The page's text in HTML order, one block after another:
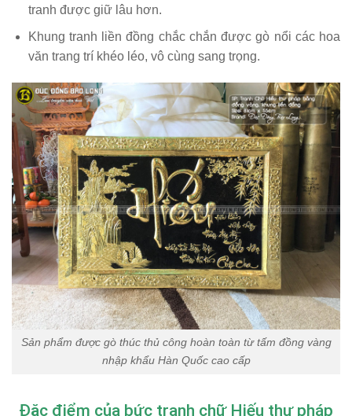
tranh được giữ lâu hơn.
Khung tranh liền đồng chắc chắn được gò nổi các hoa
văn trang trí khéo léo, vô cùng sang trọng.
Sản phẩm được gò thúc thủ công hoàn toàn từ tấm đồng vàng
nhập khẩu Hàn Quốc cao cấp
Đặc điểm của bức tranh chữ Hiếu thư pháp